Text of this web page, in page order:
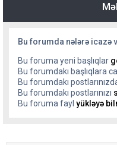
Bu forumda nələrə icazə
Bu foruma yeni başlıqlar
Bu forumdakı başlıqlara
Bu forumdakı
Bu forumdakı postlarınızı
Bu foruma fayl yükləyə